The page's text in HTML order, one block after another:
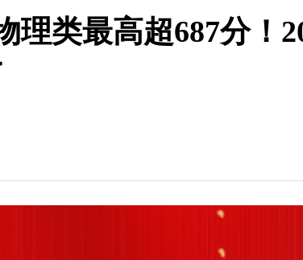
理类最高超687分！